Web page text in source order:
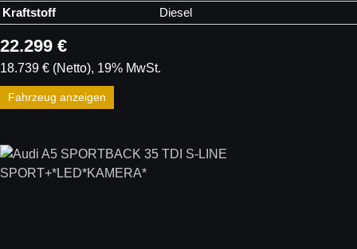
Kraftstoff Diesel
22.299 €
18.739 € (Netto) 19% MwSt.
Fahrzeug anzeigen